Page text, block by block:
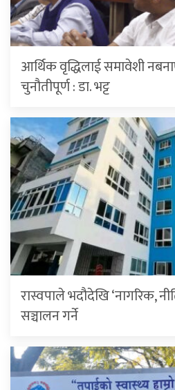
आर्थिक वृद्धिलाई समावेशी
चुनौतीपूर्ण : डा. भट्ट
रास्वपाले भदौदेखि ‘नागरिक,
सञ्चालन गर्ने